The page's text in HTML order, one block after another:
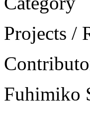
Projects /
Fuhimiko